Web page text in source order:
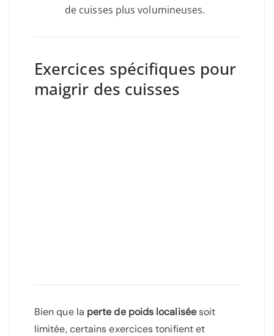
de cuisses plus volumineuses.
Exercices spécifiques pour
maigrir des cuisses
Bien que la perte de poids localiséesoit
limitée, certains exercices tonifient et